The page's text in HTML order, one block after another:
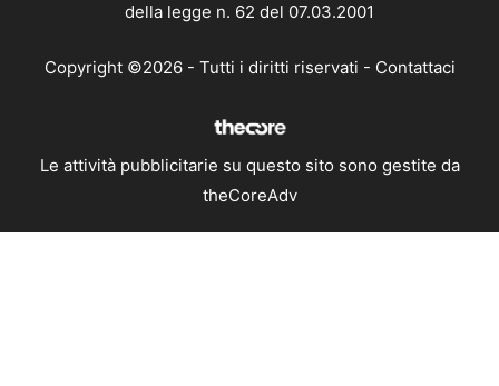
della legge n. 62 del 07.03.2001
Copyright ©2026 - Tutti i diritti riservati - Contattaci
Le attività pubblicitarie su questo sito sono gestite da
theCoreAdv